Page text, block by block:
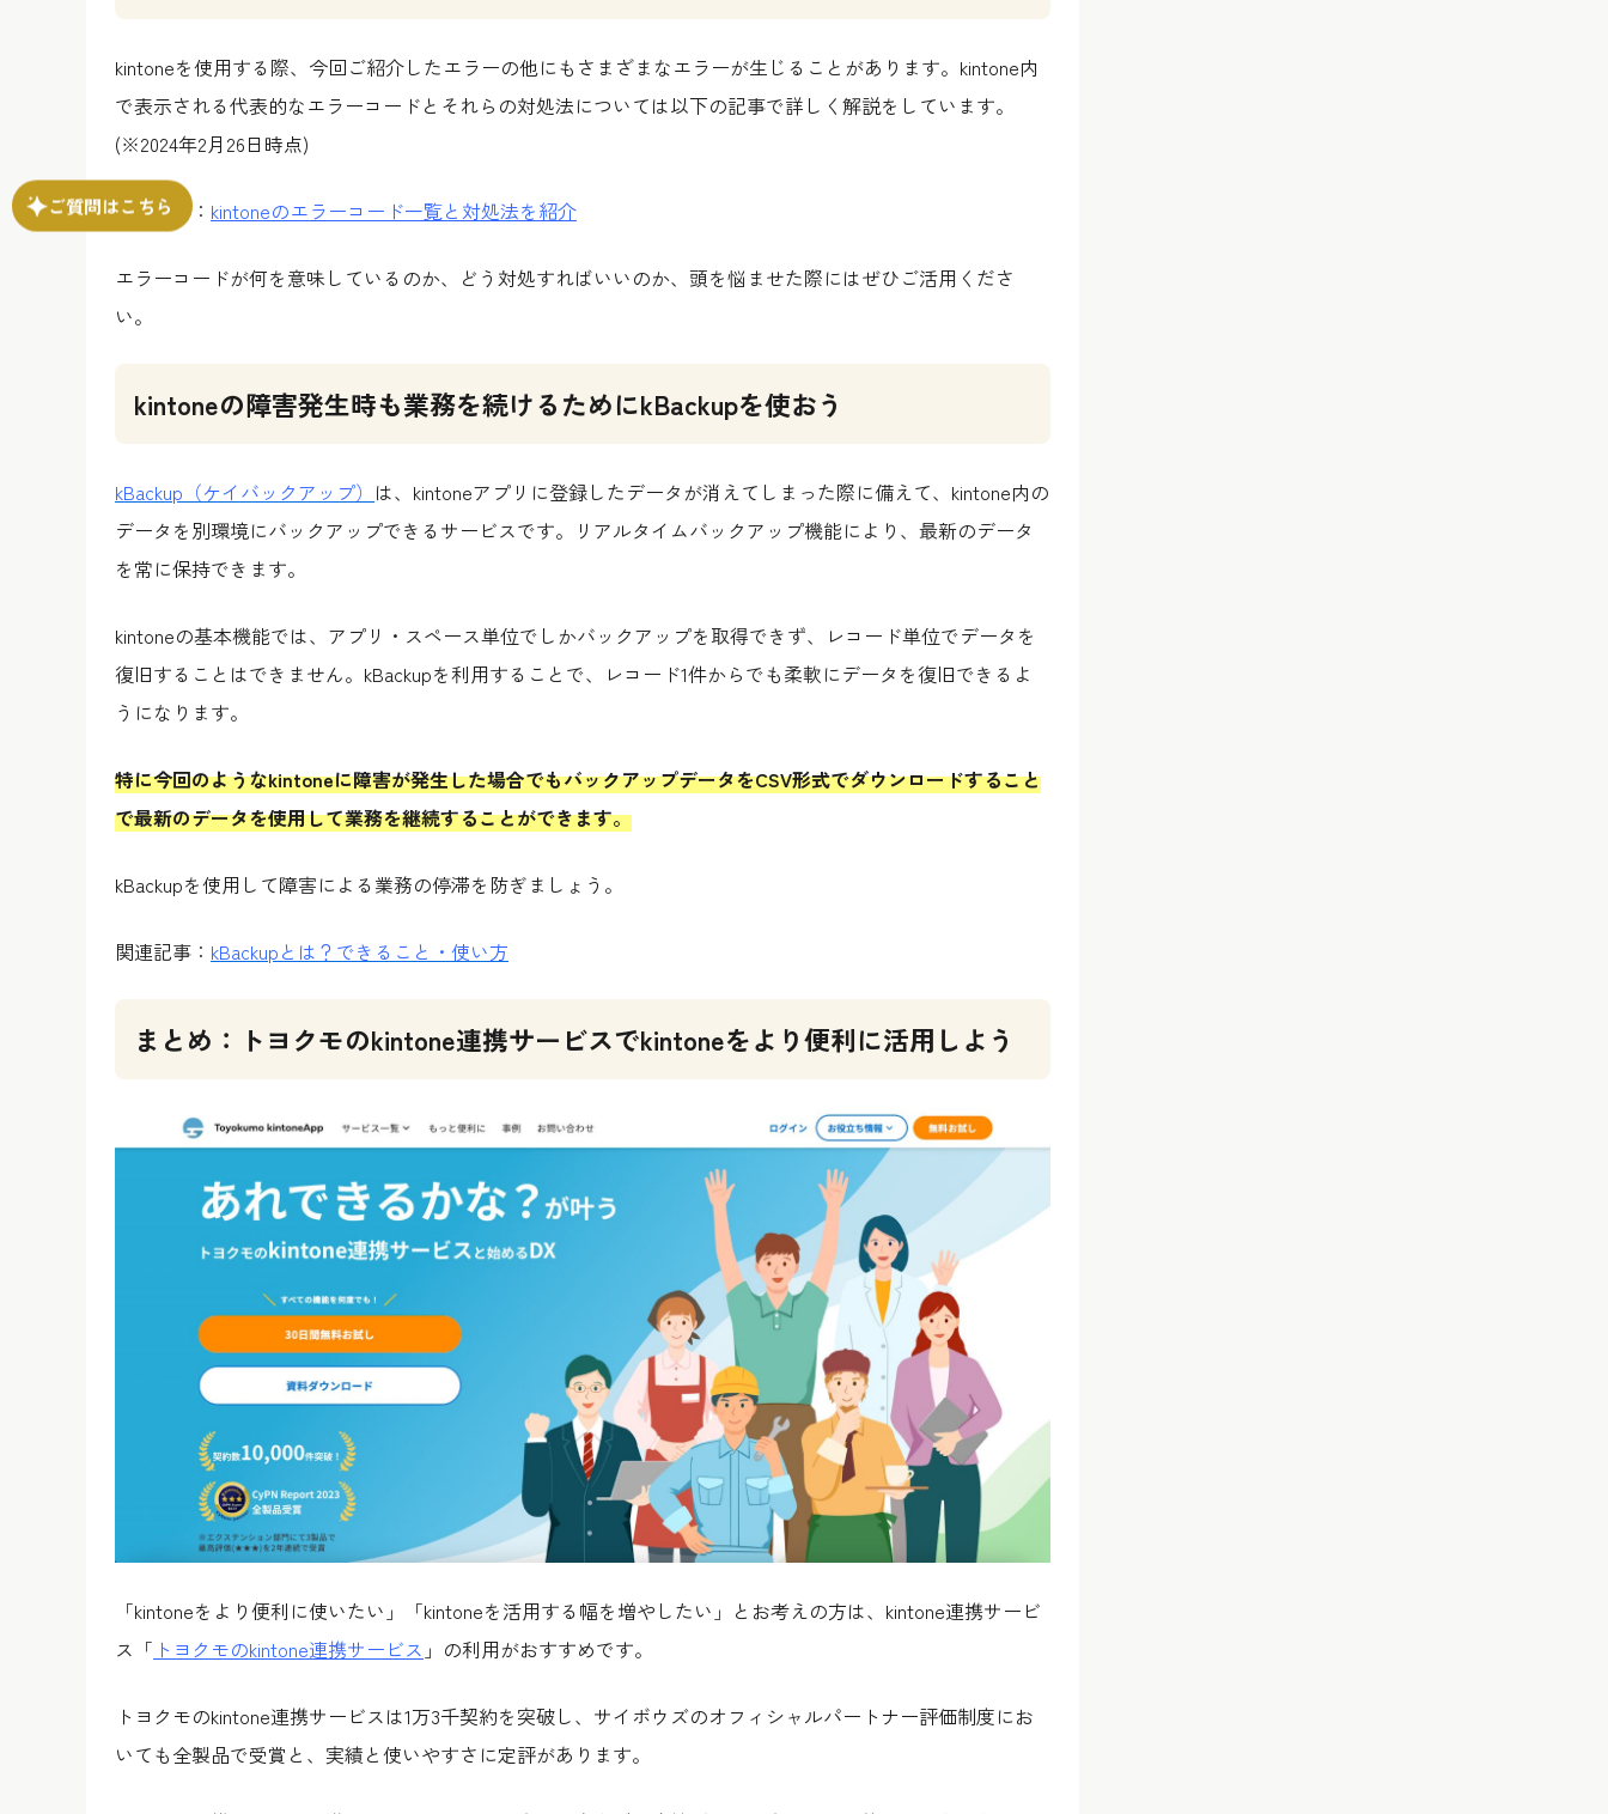
kintoneを使用する際、今回ご紹介したエラーの他にもさまざまなエラーが生じることがあります。kintone内
で表示される代表的なエラーコードとそれらの対処法については以下の記事で詳しく解説をしています。
(※2024年2月26日時点)
関連記事： ​​​​kintoneのエラーコード一覧と対処法を紹介
エラーコードが何を意味しているのか、どう対処すればいいのか、頭を悩ませた際にはぜひご活用くださ
い。
kintoneの障害発生時も業務を続けるためにkBackupを使おう
kBackup（ケイバックアップ） は、kintoneアプリに登録したデータが消えてしまった際に備えて、kintone内の
データを別環境にバックアップできるサービスです。リアルタイムバックアップ機能により、最新のデータ
を常に保持できます。
kintoneの基本機能では、アプリ・スペース単位でしかバックアップを取得できず、レコード単位でデータを
復旧することはできません。kBackupを利用することで、レコード1件からでも柔軟にデータを復旧できるよ
うになります。
特に今回のようなkintoneに障害が発生した場合でもバックアップデータをCSV形式でダウンロードすること
で最新のデータを使用して業務を継続することができます。
kBackupを使用して障害による業務の停滞を防ぎましょう。
関連記事： kBackupとは？できること・使い方
まとめ：トヨクモのkintone連携サービスでkintoneをより便利に活用しよう
「kintoneをより便利に使いたい」「kintoneを活用する幅を増やしたい」とお考えの方は、kintone連携サービ
ス「 トヨクモのkintone連携サービス 」の利用がおすすめです。
トヨクモのkintone連携サービスは1万3千契約を突破し、サイボウズのオフィシャルパートナー評価制度にお
いても全製品で受賞と、実績と使いやすさに定評があります。
ご質問はこちら